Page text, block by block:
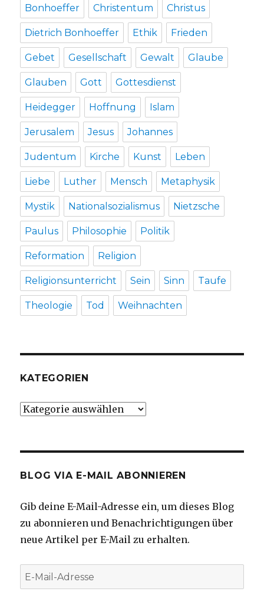
Bonhoeffer Christentum Christus
Dietrich Bonhoeffer Ethik Frieden
Gebet Gesellschaft Gewalt Glaube
Glauben Gott Gottesdienst
Heidegger Hoffnung Islam
Jerusalem Jesus Johannes
Judentum Kirche Kunst Leben
Liebe Luther Mensch Metaphysik
Mystik Nationalsozialismus Nietzsche
Paulus Philosophie Politik
Reformation Religion
Religionsunterricht Sein Sinn Taufe
Theologie Tod Weihnachten
KATEGORIEN
Kategorien
BLOG VIA E-MAIL ABONNIEREN
Gib deine E-Mail-Adresse ein, um dieses Blog
zu abonnieren und Benachrichtigungen über
neue Artikel per E-Mail zu erhalten.
E-
Mail-